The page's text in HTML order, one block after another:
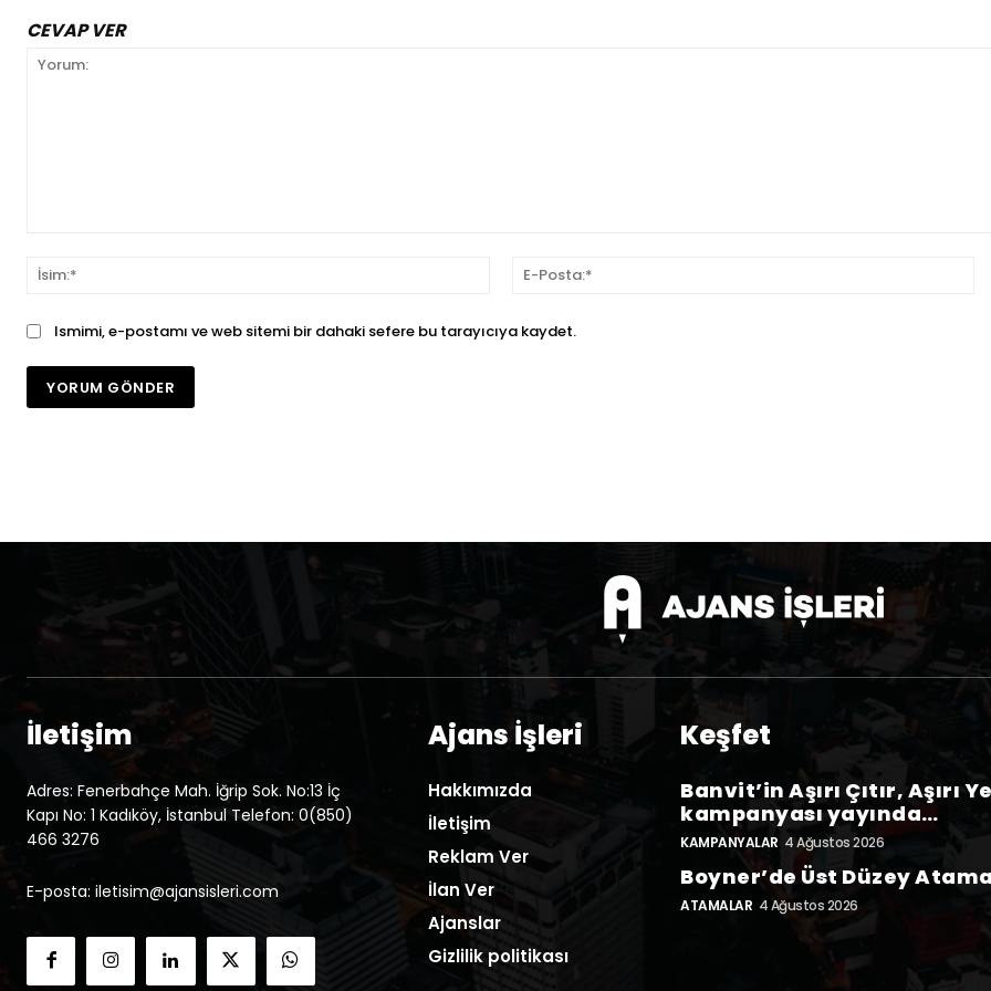
CEVAP VER
İsim:*
Ismimi, e-postamı ve web sitemi bir dahaki sefere bu tarayıcıya kaydet.
İletişim
Adres: Fenerbahçe Mah. İğrip Sok. No:13 İç
Kapı No: 1 Kadıköy, İstanbul Telefon: 0(850)
466 3276
E-posta: iletisim@ajansisleri.com
Ajans İşleri
Hakkımızda
İletişim
Reklam Ver
İlan Ver
Ajanslar
Gizlilik politikası
Keşfet
Banvit’in Aşırı Çıtır, Aşırı
kampanyası yayında…
KAMPANYALAR 4 Ağustos 2026
Boyner’de Üst Düzey Atama
ATAMALAR 4 Ağustos 2026